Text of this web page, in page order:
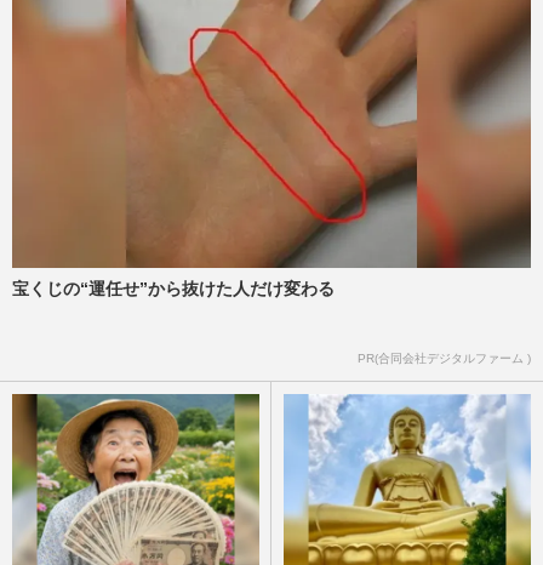
トランプ関税「1000万人以上に影響」森永
卓郎さん長男・康平さんが解説、『相互関
税』でやっぱり家計が苦し…
週刊女性2025年4月29日号 2025/4/17
古舘伊知郎《すき家問題 原因は自民党》
YouTubeでねずみ混入事件に謎ロジック披
露も…大不評「ただの無責任…
週刊女性PRIME
《訃報》森永卓郎さん“原発不明がん”67歳
は妻だけ」語った生々し…
週刊女性PRIME 2025/1/29
宝くじの“運任せ”から抜けた人だけ変わる
PR(合同会社デジタルファーム )